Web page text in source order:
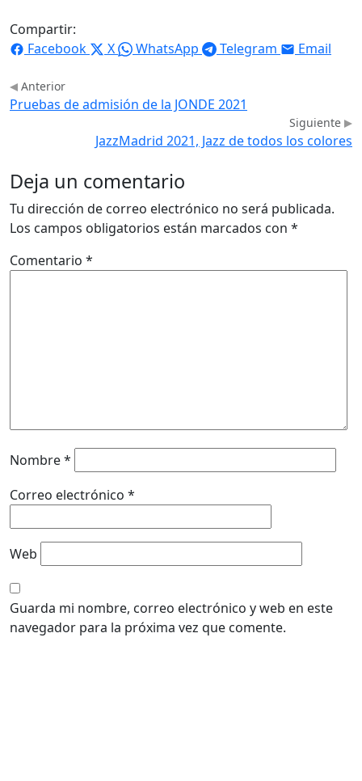
Compartir:
Facebook
X WhatsApp Telegram Email
Anterior
Pruebas de admisión de la JONDE 2021
Siguiente
JazzMadrid 2021, Jazz de todos los colores
Deja un comentario
Tu dirección de correo electrónico no será publicada.
Los campos obligatorios están marcados con *
Comentario *
Nombre*
Correo electrónico *
Web
Guarda mi nombre, correo electrónico y web en este
navegador para la próxima vez que comente.